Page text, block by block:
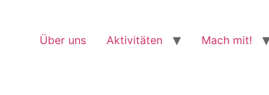
Über uns Aktivitäten Mach mit!